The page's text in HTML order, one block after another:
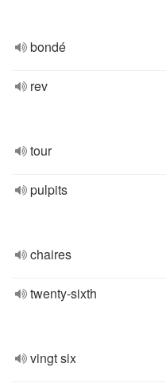
bondé
rev
tour
pulpits
chaires
twenty-sixth
vingt six